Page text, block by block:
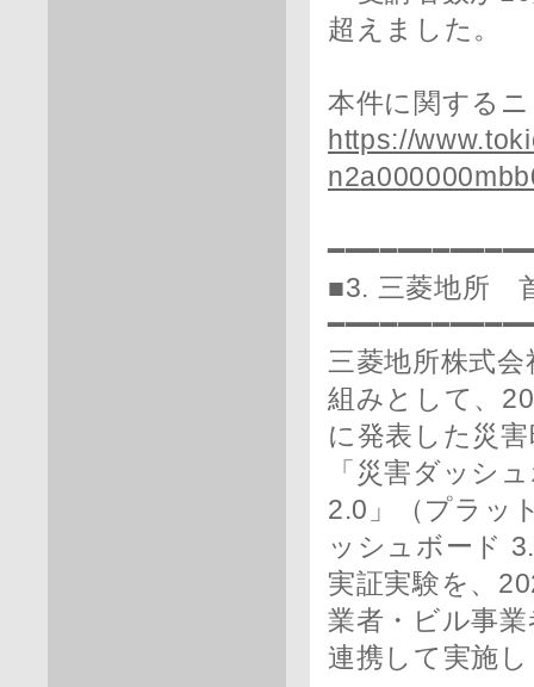
超えました。
本件に関する
https://
■3. 三菱地所
三菱地所株式
組みとして、
に発表した災
「災害ダッシ
2.0」（プラッ
ッシュボード
実証実験を、
業者・ビル事
連携して実施